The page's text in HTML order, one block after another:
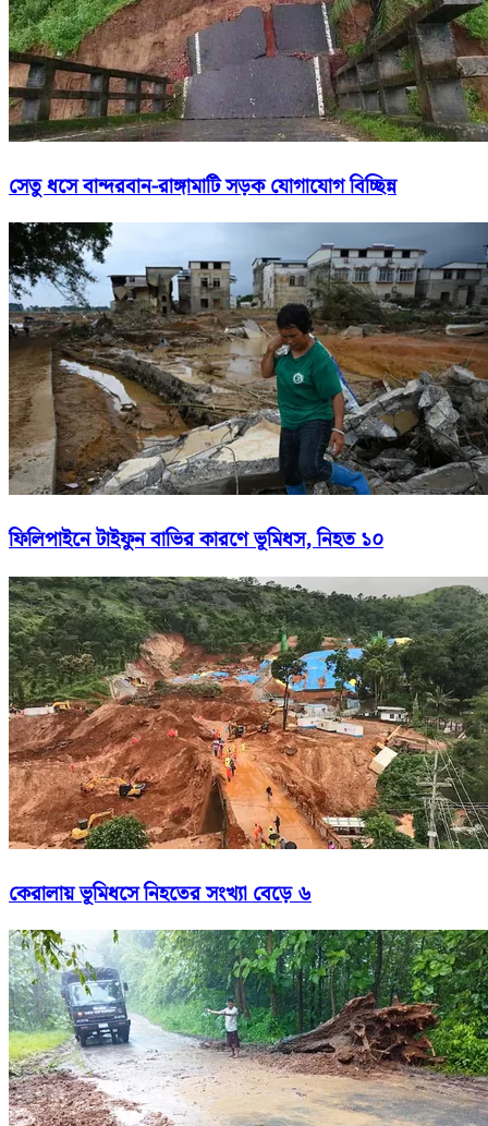
সেতু ধসে বান্দরবান-রাঙ্গামাটি সড়ক যোগাযোগ বিচ্ছিন্ন
ফিলিপাইনে টাইফুন বাভির কারণে ভূমিধস, নিহত ১০
কেরালায় ভূমিধসে নিহতের সংখ্যা বেড়ে ৬